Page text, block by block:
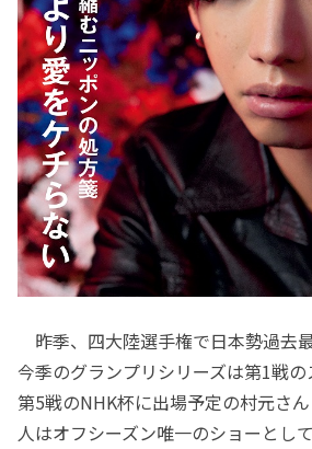
昨季、四大陸選手権で日本勢過去
今季のグランプリシリーズは第1戦
第5戦のNHK杯に出場予定の村元さ
人はオフシーズン唯一のショーとし